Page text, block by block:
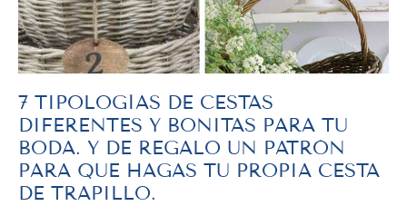
7 TIPOLOGÍAS DE CESTAS
DIFERENTES Y BONITAS PARA TU
BODA. Y DE REGALO UN PATRÓN
PARA QUE HAGAS TU PROPIA CESTA
DE TRAPILLO.